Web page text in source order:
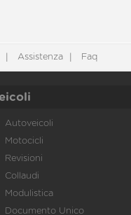
Assistenza Faq
Autoveicoli
Motocicli
Revisioni
Collaudi
Modulistica
Documento Unico